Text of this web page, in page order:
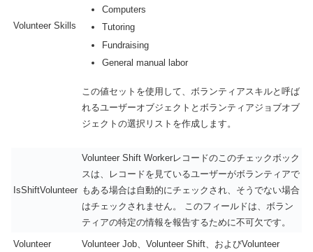
Volunteer Skills
Computers
Tutoring
Fundraising
General manual labor
この値セットを使用して、ボランティアスキルと呼ば
れるユーザーオブジェクトとボランティアジョブオブ
ジェクトの選択リストを作成します。
IsShiftVolunteer
Volunteer Shift Workerレコードのこのチェックボック
スは、レコードを見ているユーザーがボランティアで
もある場合は自動的にチェックされ、そうでない場合
はチェックされません。 このフィールドは、ボラン
ティアの特定の情報を報告するために不可欠です。
Volunteer
Volunteer Job、Volunteer Shift、およびVolunteer